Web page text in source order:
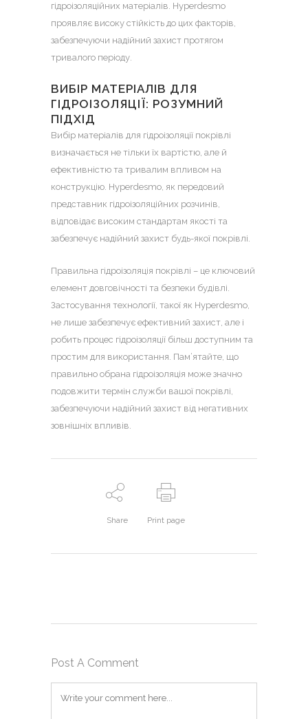
гідроізоляційних матеріалів. Hyperdesmo
проявляє високу стійкість до цих факторів,
забезпечуючи надійний захист протягом
тривалого періоду.
ВИБІР МАТЕРІАЛІВ ДЛЯ
ГІДРОІЗОЛЯЦІЇ: РОЗУМНИЙ
ПІДХІД
Вибір матеріалів для гідроізоляції покрівлі
визначається не тільки їх вартістю, але й
ефективністю та тривалим впливом на
конструкцію. Hyperdesmo, як передовий
представник гідроізоляційних розчинів,
відповідає високим стандартам якості та
забезпечує надійний захист будь-якої покрівлі.
Правильна гідроізоляція покрівлі – це ключовий
елемент довговічності та безпеки будівлі.
Застосування технології, такої як Hyperdesmo,
не лише забезпечує ефективний захист, але і
робить процес гідроізоляції більш доступним та
простим для використання. Пам’ятайте, що
правильно обрана гідроізоляція може значно
подовжити термін служби вашої покрівлі,
забезпечуючи надійний захист від негативних
зовнішніх впливів.
Share Print page
Post A Comment